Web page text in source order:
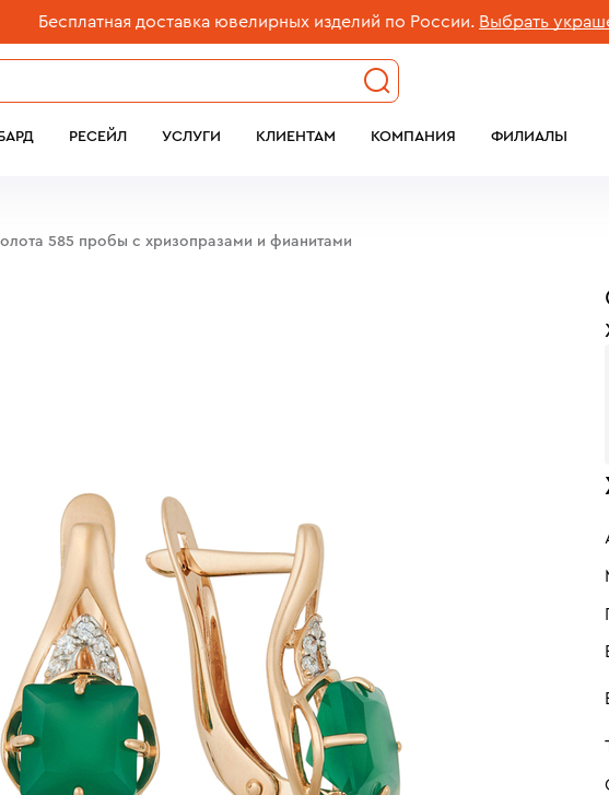
Бесплатная доставка ювелирных изделий по России. Выбрать украшение
РЕСЕЙЛ УСЛУГИ КЛИЕНТАМ КОМПАНИЯ ФИЛИАЛЫ
585 пробы c хризопразами и фианитами